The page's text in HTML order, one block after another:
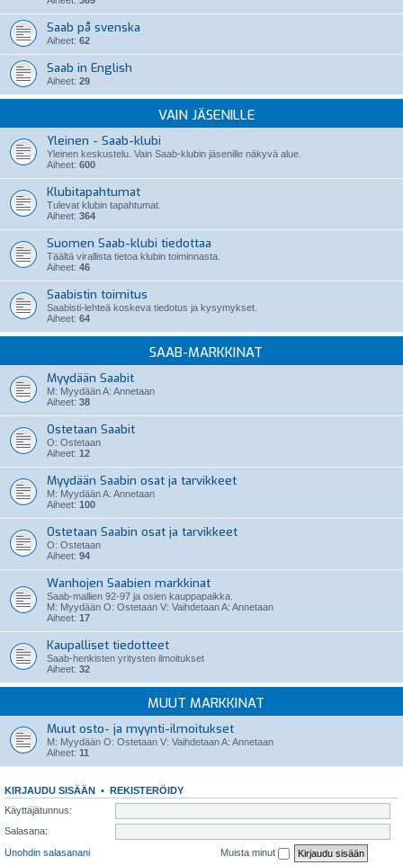
Saab på svenska
Aiheet: 62
Saab in English
Aiheet: 29
VAIN JÄSENILLE
Yleinen - Saab-klubi
Yleinen keskustelu. Vain Saab-klubin jäsenille näkyvä alue.
Aiheet: 600
Klubitapahtumat
Tulevat klubin tapahtumat.
Aiheet: 364
Suomen Saab-klubi tiedottaa
Täältä virallista tietoa klubin toiminnasta.
Aiheet: 46
Saabistin toimitus
Saabisti-lehteä koskeva tiedotus ja kysymykset.
Aiheet: 64
SAAB-MARKKINAT
Myydään Saabit
M: Myydään A: Annetaan
Aiheet: 38
Ostetaan Saabit
O: Ostetaan
Aiheet: 12
Myydään Saabin osat ja tarvikkeet
M: Myydään A: Annetaan
Aiheet: 100
Ostetaan Saabin osat ja tarvikkeet
O: Ostetaan
Aiheet: 94
Wanhojen Saabien markkinat
Saab-mallien 92-97 ja osien kauppapaikka.
M: Myydään O: Ostetaan V: Vaihdetaan A: Annetaan
Aiheet: 17
Kaupalliset tiedotteet
Saab-henkisten yritysten ilmoitukset
Aiheet: 32
MUUT MARKKINAT
Muut osto- ja myynti-ilmoitukset
M: Myydään O: Ostetaan V: Vaihdetaan A: Annetaan
Aiheet: 11
KIRJAUDU SISÄÄN • REKISTERÖIDY
Käyttäjätunnus:
Salasana:
Unohdin salasanani
Muista minut